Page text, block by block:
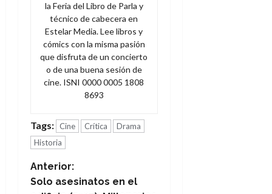
la Feria del Libro de Parla y
técnico de cabecera en
Estelar Media. Lee libros y
cómics con la misma pasión
que disfruta de un concierto
o de una buena sesión de
cine. ISNI 0000 0005 1808
8693
Tags: Cine Crítica
Drama
Historia
N
Anterior:
Solo asesinatos en el